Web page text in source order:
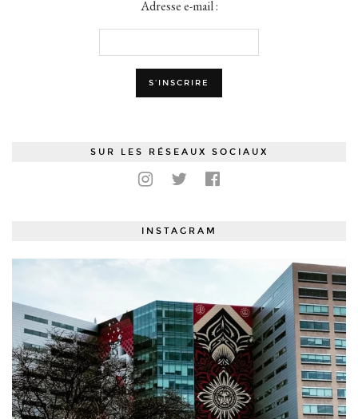
Adresse e-mail :
SUR LES RÉSEAUX SOCIAUX
INSTAGRAM